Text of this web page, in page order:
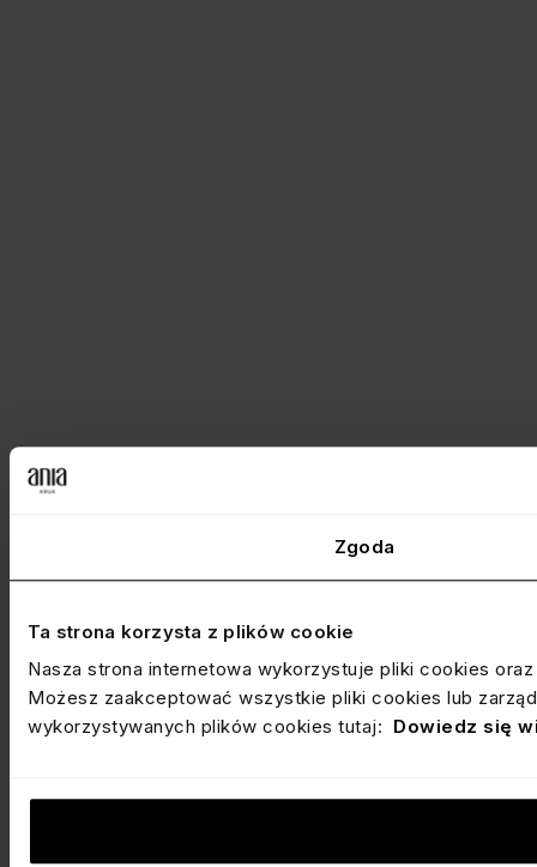
Zgoda
Ta strona korzysta z plików cookie
Nasza strona internetowa wykorzystuje pliki cookies
Możesz zaakceptować wszystkie pliki cookies lub
wykorzystywanych plików cookies tutaj: Dowiedz się